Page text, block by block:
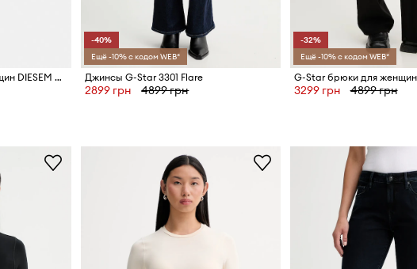
G-Star сандалии для женщин DIESEM BSC W
-40%
Ещё -10% с кодом WEB*
Джинсы G-Star 3301 Flare
2899 грн 4899 грн
-32%
Ещё -10% с кодом WEB*
3299 грн 4899 грн